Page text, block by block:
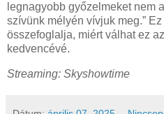
legnagyobb győzelmeket nem
szívünk mélyén vívjuk meg.”
összefoglalja, miért válhat ez
kedvencévé.
Streaming: Skyshowtime